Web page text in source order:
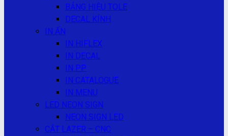
BẢNG HIỆU TOLE
DECAL KÍNH
IN ẤN
IN HIFLEX
IN DECAL
IN PP
IN CATALOGUE
IN MENU
LED NEON SIGN
NEON SIGN LED
CẮT LAZER – CNC